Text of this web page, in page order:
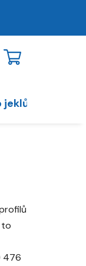
KOŠÍK
jeklů
to
476